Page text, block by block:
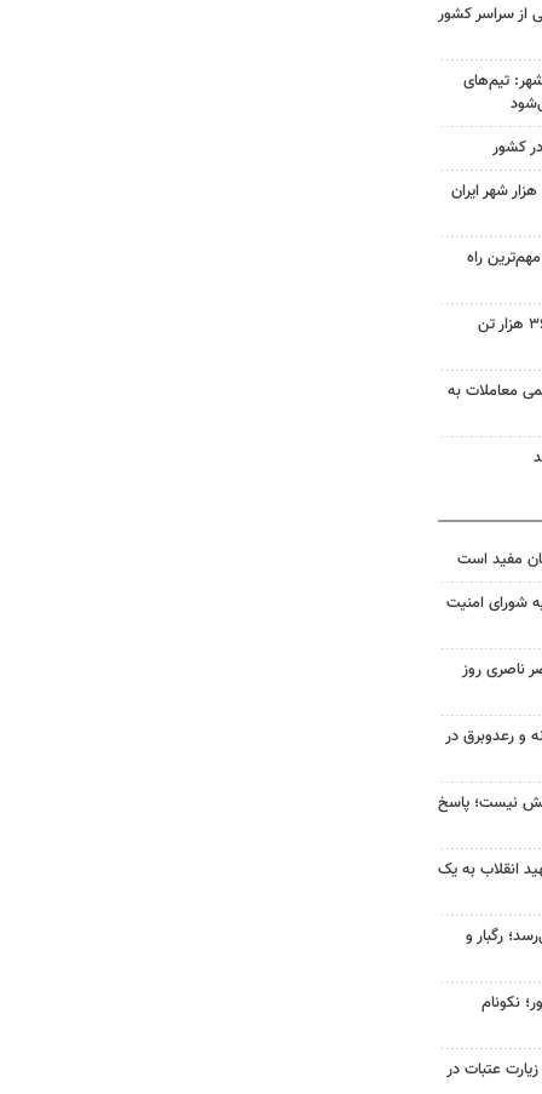
از سراسر کشور
تیم‌های
شهر ایران
راه
۹ زنجیره تولید مرغ در قزوین ۳۶ هزار تن
معاملات به
مفید است
شورای امنیت
ناصری روز
و رعدوبرق در
نیست؛ پاسخ
انقلاب به یک
رگبار و
نکونام
زیارت عتبات در